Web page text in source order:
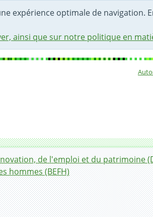
expérience optimale de
ainsi que sur notre politique en
de l'emploi et du patrimoine
hommes (BEFH)